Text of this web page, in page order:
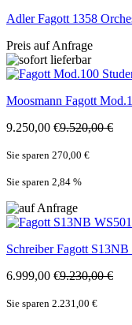
AdlerFagott 1358
Preis auf Anfrage
Moosmann Fagott
9.250,00 €9.520,00 €
Sie sparen 270,00 €
Sie sparen 2,84 %
SchreiberFagott S13NB
6.999,00 €9.230,00 €
Sie sparen 2.231,00 €